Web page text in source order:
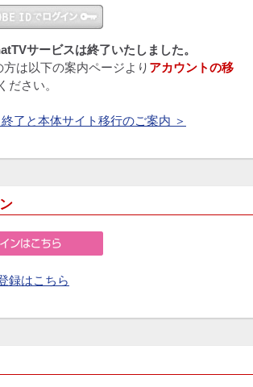
サービスは終了いたしました。
方は以下の案内ページより アカウントの移
ださい。
了と本体サイト移行のご案内 ＞
録はこちら